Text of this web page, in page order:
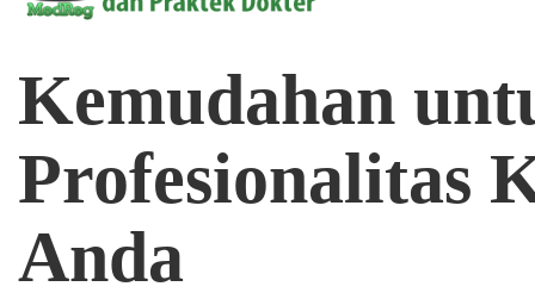
Kemudahan
Profesionalitas
Anda